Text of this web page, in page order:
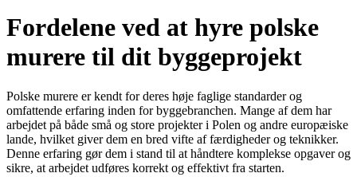
Fordelene ved at hyre polske
murere til dit byggeprojekt
Polske murere er kendt for deres høje faglige standarder og
omfattende erfaring inden for byggebranchen. Mange af dem har
arbejdet på både små og store projekter i Polen og andre europæiske
lande, hvilket giver dem en bred vifte af færdigheder og teknikker.
Denne erfaring gør dem i stand til at håndtere komplekse opgaver og
sikre, at arbejdet udføres korrekt og effektivt fra starten.